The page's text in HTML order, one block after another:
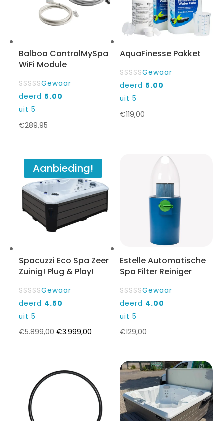
Balboa ControlMySpa
WiFi Module
Gewaar
deerd 5.00
uit 5
€289,95
AquaFinesse Pakket
Gewaar
deerd 5.00
uit 5
€119,00
Aanbieding!
Spacuzzi Eco Spa Zeer
Zuinig! Plug & Play!
Gewaar
deerd 4.50
uit 5
€5.899,00Oorspronkelijke
€5.899,00.
€3.999,00
€3.999,00.
Estelle Automatische
Spa Filter Reiniger
Gewaar
deerd 4.00
uit 5
€129,00